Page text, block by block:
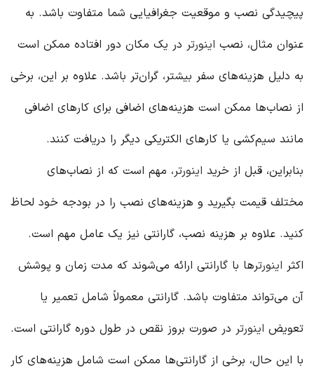
پیچیدگی نصب و موقعیت جغرافیایی شما متفاوت باشد. به
عنوان مثال، نصب اینورتر در یک مکان دور افتاده ممکن است
به دلیل هزینه‌های سفر بیشتر، گران‌تر باشد. علاوه بر این، برخی
از نصاب‌ها ممکن است هزینه‌های اضافی برای کارهای اضافی
مانند سیم‌کشی یا کارهای الکتریکی دیگر را دریافت کنند.
بنابراین، قبل از خرید اینورتر، مهم است که از نصاب‌های
مختلف قیمت بگیرید و هزینه‌های نصب را در بودجه خود لحاظ
کنید. علاوه بر هزینه نصب، گارانتی نیز یک عامل مهم است.
اکثر اینورترها با گارانتی ارائه می‌شوند که مدت زمان و پوشش
آن می‌تواند متفاوت باشد. گارانتی معمولاً شامل تعمیر یا
تعویض اینورتر در صورت بروز نقص در طول دوره گارانتی است.
با این حال، برخی از گارانتی‌ها ممکن است شامل هزینه‌های کار